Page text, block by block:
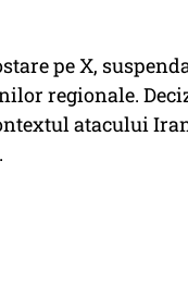
pe X,
regionale.
atacului